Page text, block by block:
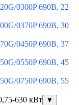
0300P 690В, 22
0370P 690В, 30
0450P 690В, 37
0550P 690В, 45
0750P 690В, 55
630 кВт
▼